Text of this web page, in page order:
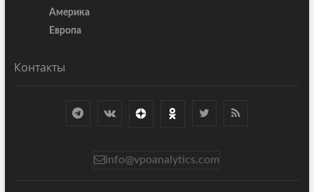
Америка
Европа
Контакты
info@vpoanalytics.com